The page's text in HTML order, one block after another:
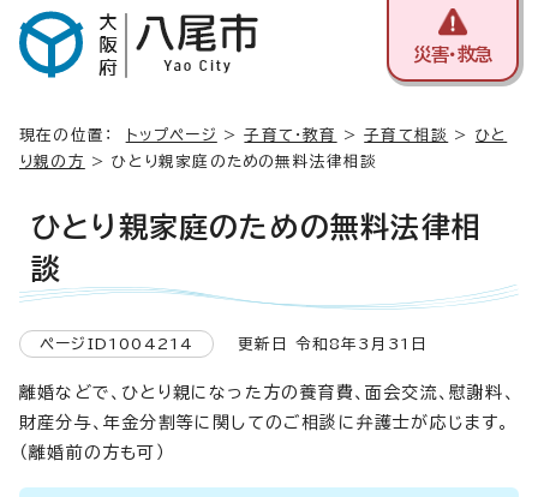
災害・救急
現在の位置： トップページ >子育て・教育 >子育て相談 > ひと
り親の方
> ひとり親家庭のための無料法律相談
ひとり親家庭のための無料法律相
談
ページID1004214 更新日 令和8年3月31日
離婚などで、ひとり親になった方の養育費、面会交流、慰謝料、
財産分与、年金分割等に関してのご相談に弁護士が応じます。
（離婚前の方も可）